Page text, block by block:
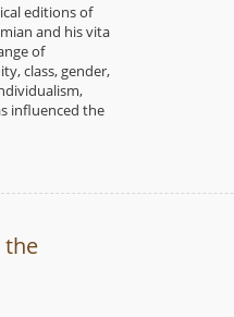
editions of
and his vita
of
class, gender,
influenced the
the